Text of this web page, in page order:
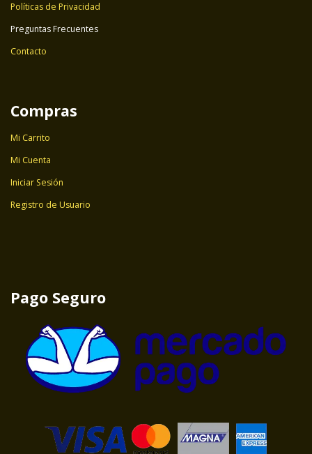
Políticas de Privacidad
Preguntas Frecuentes
Contacto
Compras
Mi Carrito
Mi Cuenta
Iniciar Sesión
Registro de Usuario
Pago Seguro